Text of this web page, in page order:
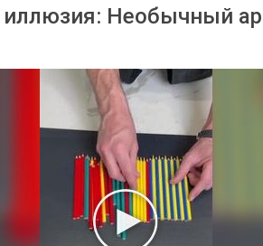
Необычный